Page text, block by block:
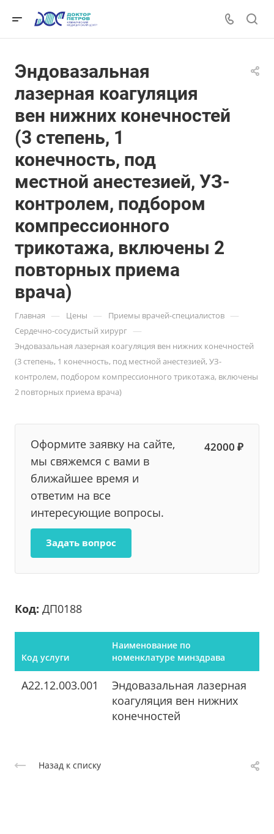
Эндовазальная
лазерная коагуляция
вен нижних конечностей
(3 степень, 1
конечность, под
местной анестезией, УЗ-
контролем, подбором
компрессионного
трикотажа, включены 2
повторных приема
врача)
Главная — Цены — Приемы врачей-специалистов —
Сердечно-сосудистый хирург —
Эндовазальная лазерная коагуляция вен нижних конечностей
(3 степень, 1 конечность, под местной анестезией, УЗ-
контролем, подбором компрессионного трикотажа, включены
2 повторных приема врача)
Оформите заявку на сайте,
мы свяжемся с вами в
ближайшее время и
ответим на все
интересующие вопросы.
42000 ₽
Задать вопрос
Код: ДП0188
Код услуги
Наименование по
номенклатуре минздрава
A22.12.003.001
Эндовазальная лазерная
коагуляция вен нижних
конечностей
Назад к списку